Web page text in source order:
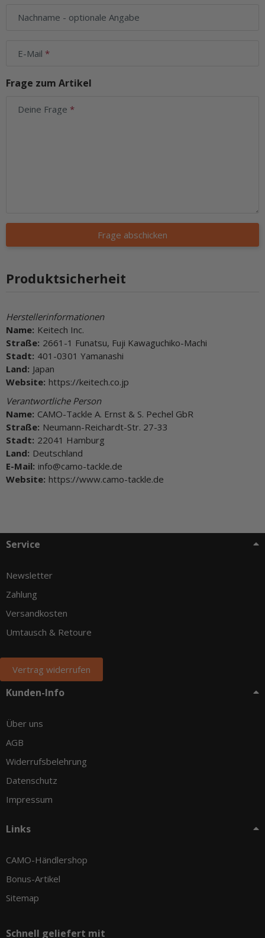
Nachname - optionale Angabe
E-Mail
Frage zum Artikel
Deine Frage
Frage abschicken
Produktsicherheit
Herstellerinformationen
Name: Keitech Inc.
Straße: 2661-1 Funatsu, Fuji Kawaguchiko-Machi
Stadt: 401-0301 Yamanashi
Land: Japan
Website: https://keitech.co.jp
Verantwortliche Person
Name: CAMO-Tackle A. Ernst & S. Pechel GbR
Straße: Neumann-Reichardt-Str. 27-33
Stadt: 22041 Hamburg
Land: Deutschland
E-Mail: info@camo-tackle.de
Website: https://www.camo-tackle.de
Service
Newsletter
Zahlung
Versandkosten
Umtausch & Retoure
Vertrag widerrufen
Kunden-Info
Über uns
AGB
Widerrufsbelehrung
Datenschutz
Impressum
Links
CAMO-Händlershop
Bonus-Artikel
Sitemap
Schnell geliefert mit